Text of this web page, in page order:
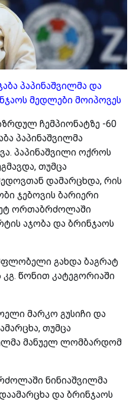
პაპინაშვილმა და
მედლები მოიპოვეს
ჩემპიონატზე -60
პაპინაშვილმა
პაპინაშვილი ოქროს
თუმცა
დამარცხდა, რის
ჯებოვის ბარიერი
ორთაბრძოლაში
აჯობა და ბრინჯაოს
გახდა ბაგრატ
წონით კატეგორიაში
მარკო გუსიჩი და
თუმცა
მანუელ ლომბარდომ
ნინიაშვილმა
და ბრინჯაოს